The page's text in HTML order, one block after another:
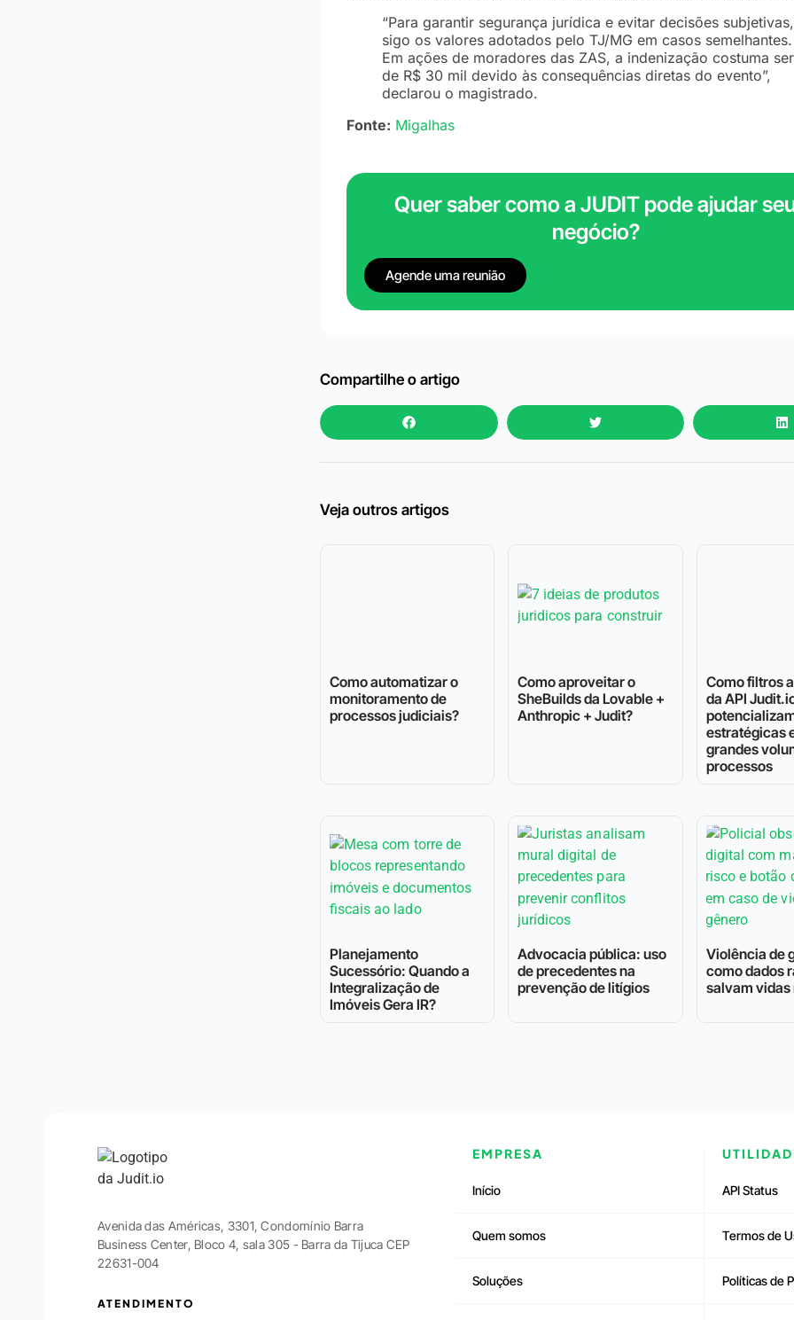
“Para garantir segurança jurídica e evitar decisões subjetivas,
sigo os valores adotados pelo TJ/MG em casos semelhantes.
Em ações de moradores das ZAS, a indenização costuma ser
de R$ 30 mil devido às consequências diretas do evento”,
declarou o magistrado.
Fonte: Migalhas
Quer saber como a JUDIT pode ajudar
negócio?
Agende uma reunião
Compartilhe o artigo
Veja outros artigos
Como automatizar o
monitoramento de
processos judiciais?
Como aproveitar o
SheBuilds da Lovable +
Anthropic + Judit?
Como filtros
da API
estratégicas
grandes
processos
Planejamento
Sucessório: Quando a
Integralização de
Imóveis Gera IR?
Advocacia pública: uso
de precedentes na
prevenção de litígios
Violência de
como dados
salvam vidas
Avenida das Américas, 3301, Condomínio Barra
Business Center, Bloco 4, sala 305 - Barra da Tijuca CEP
22631-004
ATENDIMENTO
EMPRESA
Início
Quem somos
Soluções
API Status
Termos de
Políticas de